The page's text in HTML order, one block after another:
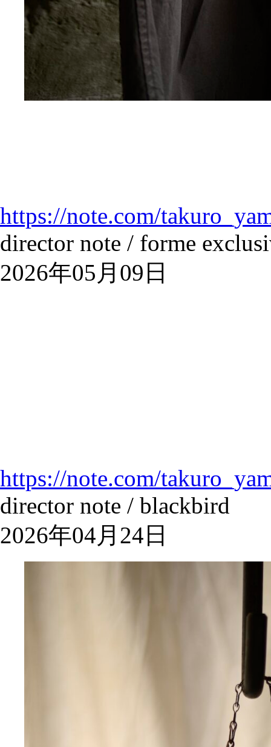
https://note.com/
director note / forme
2026年05月09日
https://note.com/
director note / blackbird
2026年04月24日